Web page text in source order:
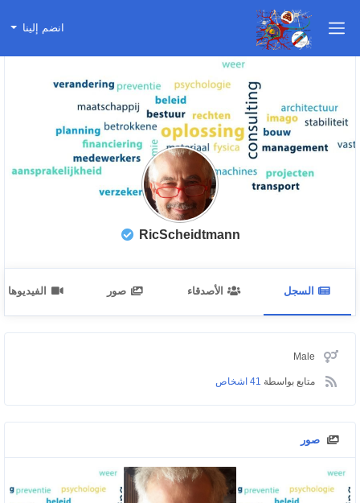
انضم إلينا
RicScheidtmann
السجل الأصدقاء صور
Male
متابع بواسطة 41 اشخاص
صور